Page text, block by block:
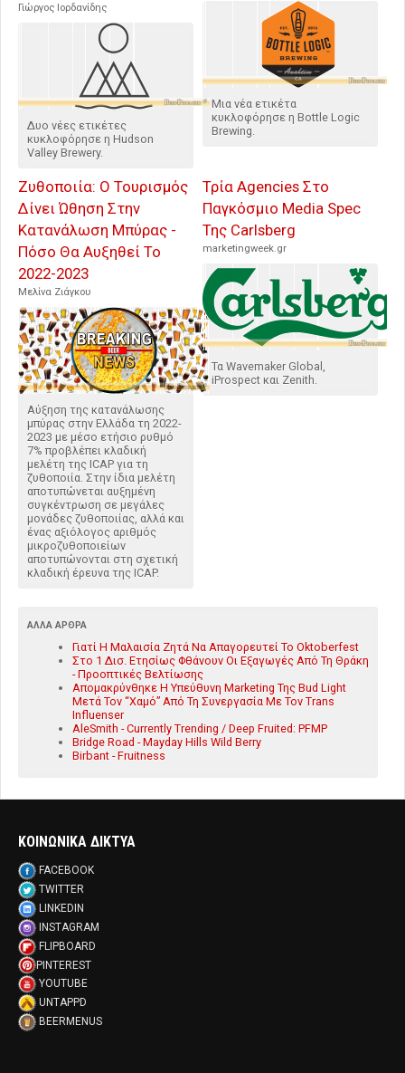
Γιώργος Ιορδανίδης
Δυο νέες ετικέτες
κυκλοφόρησε η Hudson
Valley Brewery.
Μια νέα ετικέτα
κυκλοφόρησε η Bottle Logic
Brewing.
Ζυθοποιία: Ο Τουρισμός
Δίνει Ώθηση Στην
Κατανάλωση Μπύρας -
Πόσο Θα Αυξηθεί Το
2022-2023
Μελίνα Ζιάγκου
Αύξηση της κατανάλωσης
μπύρας στην Ελλάδα τη 2022-
2023 με μέσο ετήσιο ρυθμό
7% προβλέπει κλαδική
μελέτη της ICAP για τη
ζυθοποιία. Στην ίδια μελέτη
αποτυπώνεται αυξημένη
συγκέντρωση σε μεγάλες
μονάδες ζυθοποιίας, αλλά και
ένας αξιόλογος αριθμός
μικροζυθοποιείων
αποτυπώνονται στη σχετική
κλαδική έρευνα της ICAP.
Τρία Agencies Στο
Παγκόσμιο Media Spec
Της Carlsberg
marketingweek.gr
Τα Wavemaker Global,
iProspect και Zenith.
ΆΛΛΑ ΆΡΘΡΑ
Γιατί Η Μαλαισία Ζητά Να Απαγορευτεί Το Oktoberfest
Στο 1 Δισ. Ετησίως Φθάνουν Οι Εξαγωγές Από Τη Θράκη
- Προοπτικές Βελτίωσης
Απομακρύνθηκε Η Υπεύθυνη Marketing Της Bud Light
Μετά Τον “Χαμό” Από Τη Συνεργασία Με Τον Trans
Influenser
AleSmith - Currently Trending / Deep Fruited: PFMP
Bridge Road - Mayday Hills Wild Berry
Birbant - Fruitness
ΚΟΙΝΩΝΙΚΑ ΔΙΚΤΥΑ
FACEBOOK
TWITTER
LINKEDIN
INSTAGRAM
FLIPBOARD
PINTEREST
YOUTUBE
UNTAPPD
BEERMENUS